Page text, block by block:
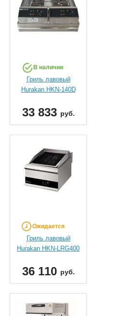
В наличии
Гриль лавовый
Hurakan HKN-140D
33 833 руб.
Ожидается
Гриль лавовый
Hurakan HKN-LRG400
36 110 руб.